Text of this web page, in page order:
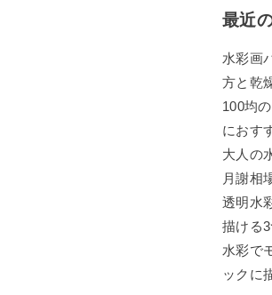
最近
水彩画
方と乾
100均
におす
大人の
月謝相
透明水
描ける
水彩で
ックに